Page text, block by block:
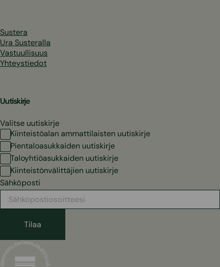
Sustera
Ura Susteralla
Vastuullisuus
Yhteystiedot
Uutiskirje
Valitse uutiskirje
Kiinteistöalan ammattilaisten uutiskirje
Pientaloasukkaiden uutiskirje
Taloyhtiöasukkaiden uutiskirje
Kiinteistönvälittäjien uutiskirje
Sähköposti